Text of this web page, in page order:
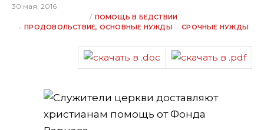
30 мая, 2016
ПОМОЩЬ В БЕДСТВИИ
ПРОДОВОЛЬСТВИЕ, ОСНОВНЫЕ НУЖДЫ
СРОЧНЫЕ НУЖДЫ